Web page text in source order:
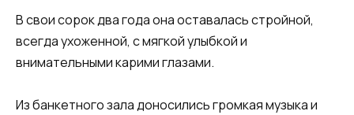
В свои сорок два года она оставалась стройной,
всегда ухоженной, с мягкой улыбкой и
внимательными карими глазами.
Из банкетного зала доносились громкая музыка и